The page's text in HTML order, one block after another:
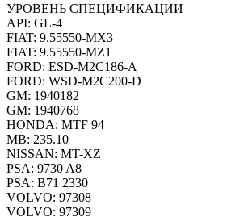
УРОВЕНЬ СПЕЦИФИКАЦИИ
API: GL-4 +
FIAT: 9.55550-MX3
FIAT: 9.55550-MZ1
FORD: ESD-M2C186-A
FORD: WSD-M2C200-D
GM: 1940182
GM: 1940768
HONDA: MTF 94
MB: 235.10
NISSAN: MT-XZ
PSA: 9730 A8
PSA: B71 2330
VOLVO: 97308
VOLVO: 97309